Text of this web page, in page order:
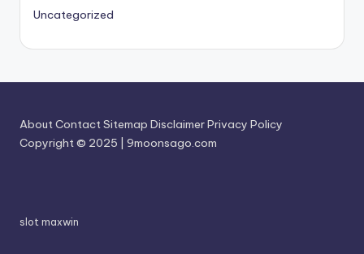
Uncategorized
AboutContactSitemap DisclaimerPrivacy Policy
Copyright © 2025 | 9moonsago.com
d
w
slot maxwin